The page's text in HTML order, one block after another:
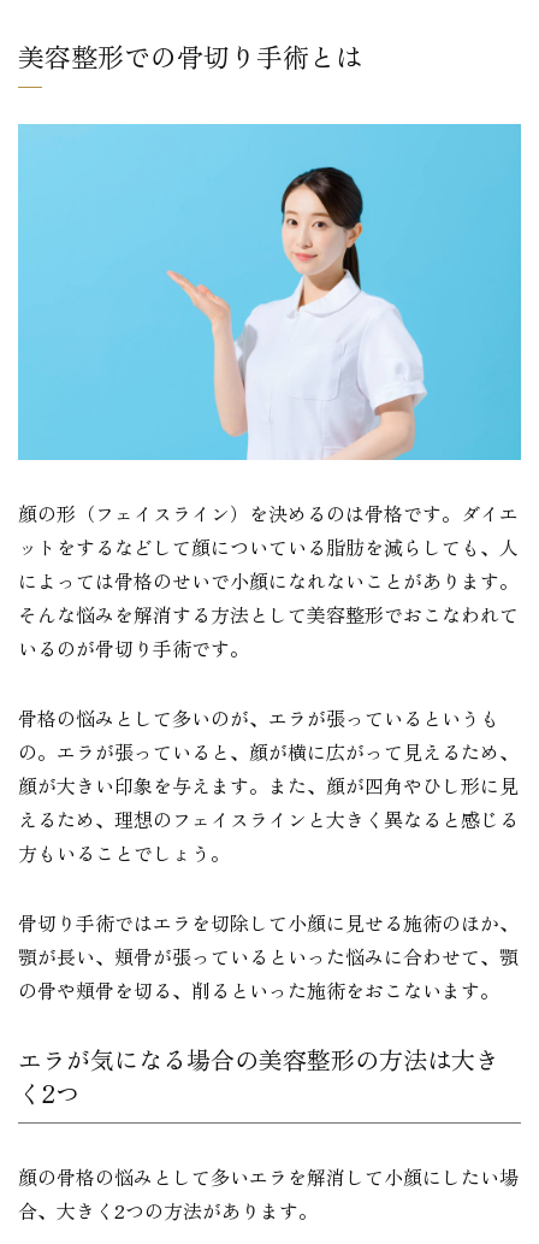
美容整形での骨切り手術とは
顔の形（フェイスライン）を決めるのは骨格です。ダイエ
ットをするなどして顔についている脂肪を減らしても、人
によっては骨格のせいで小顔になれないことがあります。
そんな悩みを解消する方法として美容整形でおこなわれて
いるのが骨切り手術です。
骨格の悩みとして多いのが、エラが張っているというも
の。エラが張っていると、顔が横に広がって見えるため、
顔が大きい印象を与えます。また、顔が四角やひし形に見
えるため、理想のフェイスラインと大きく異なると感じる
方もいることでしょう。
骨切り手術ではエラを切除して小顔に見せる施術のほか、
顎が長い、頬骨が張っているといった悩みに合わせて、顎
の骨や頬骨を切る、削るといった施術をおこないます。
エラが気になる場合の美容整形の方法は大き
く2つ
顔の骨格の悩みとして多いエラを解消して小顔にしたい場
合、大きく2つの方法があります。